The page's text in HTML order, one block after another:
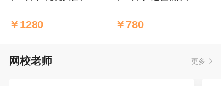
￥1280 ￥780
网校老师 更多